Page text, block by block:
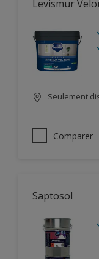
Levismur
Seulement
Comparer
Saptosol